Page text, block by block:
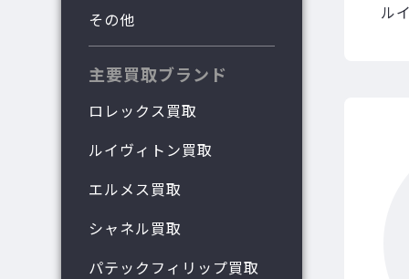
その他
主要買取ブランド
ロレックス買取
ルイヴィトン買取
エルメス買取
シャネル買取
パテックフィリップ買取
ル